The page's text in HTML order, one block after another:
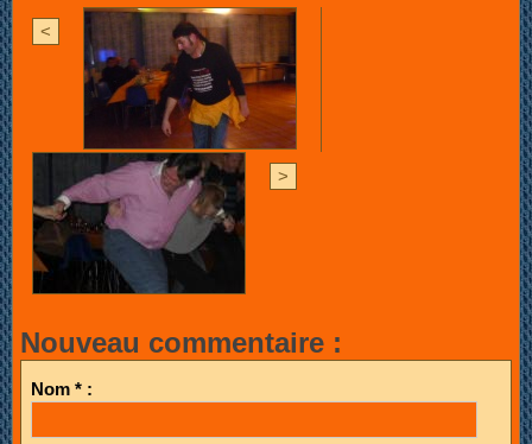
<
>
Nouveau commentaire :
Nom * :